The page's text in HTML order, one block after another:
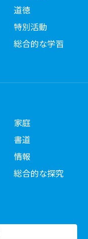
道徳
特別活動
総合的な学習
家庭
書道
情報
総合的な探究